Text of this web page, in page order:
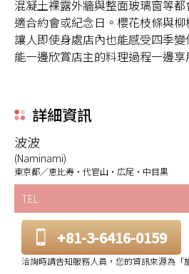
混凝土裸露外牆與整面玻璃窗等
適合約會或紀念日。櫻花枝條與柳
讓人即使身處店內也能感受四季
能一邊欣賞店主的料理過程一邊享
詳細資訊
波波
(Naminami)
東京都／恵比寿・代官山・広尾・中目黒
TEL
+81-3-6416-0159
洽詢時請告知服務人員，您的資訊來源為「